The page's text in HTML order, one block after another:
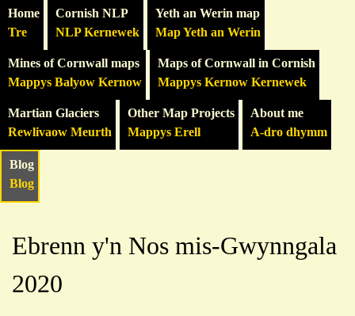
Home
Tre
Cornish NLP
NLP Kernewek
Yeth an Werin map
Map Yeth an Werin
Mines of Cornwall maps
Mappys Balyow Kernow
Maps of Cornwall in Cornish
Mappys Kernow Kernewek
Martian Glaciers
Rewlivaow Meurth
Other Map Projects
Mappys Erell
About me
A-dro dhymm
Blog
Blog
Ebrenn y'n Nos mis-Gwynngala
2020